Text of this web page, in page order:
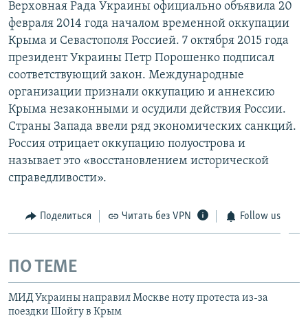
Верховная Рада Украины официально объявила 20
февраля 2014 года началом временной оккупации
Крыма и Севастополя Россией. 7 октября 2015 года
президент Украины Петр Порошенко подписал
соответствующий закон. Международные
организации признали оккупацию и аннексию
Крыма незаконными и осудили действия России.
Страны Запада ввели ряд экономических санкций.
Россия отрицает оккупацию полуострова и
называет это «восстановлением исторической
справедливости».
Поделиться Читать без VPN Follow us
ПО ТЕМЕ
МИД Украины направил Москве ноту протеста из-за
поездки Шойгу в Крым